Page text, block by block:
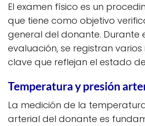
El examen físico es un
que tiene como objetivo
general del donante. Durante
evaluación, se registran
clave que reflejan el estado
Temperatura y presión
La medición de la
arterial del donante es